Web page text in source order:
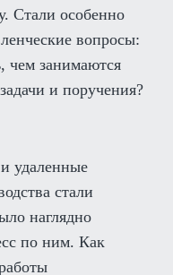
Стали особенно
вопросы:
чем занимаются
и поручения?
удаленные
стали
наглядно
по ним. Как